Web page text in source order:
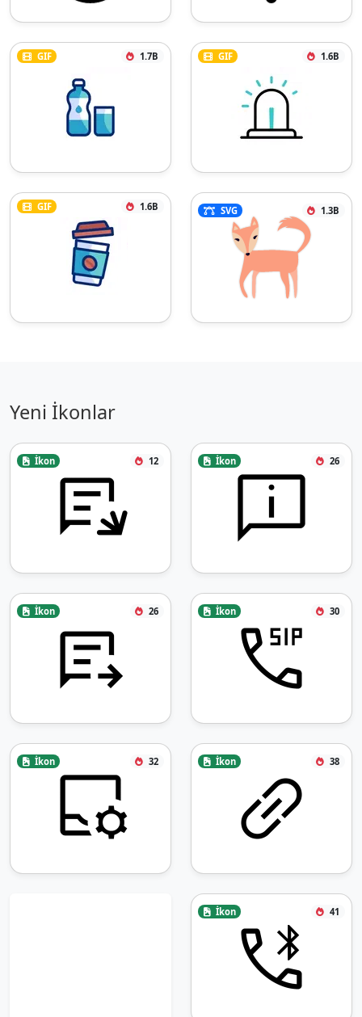
GIF 1.7B GIF 1.6B
GIF 1.6B SVG 1.3B
Yeni İkonlar
İkon 12 İkon 26
İkon 26 İkon 30
İkon 32 İkon 38
İkon 41